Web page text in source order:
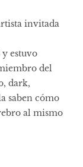
invitada
y estuvo
del
dark,
saben cómo
al mismo